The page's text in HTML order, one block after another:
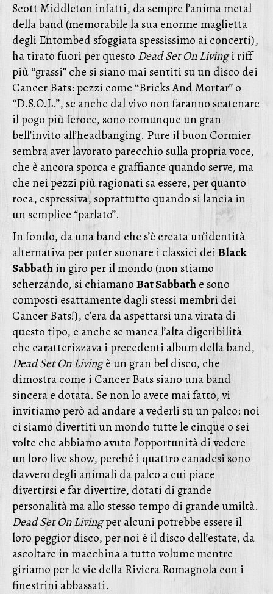
Scott Middleton infatti, da sempre l’anima metal
della band (memorabile la sua enorme maglietta
degli Entombed sfoggiata spessissimo ai concerti),
ha tirato fuori per questo Dead Set On Livingi riff
più “grassi” che si siano mai sentiti su un disco dei
Cancer Bats: pezzi come “Bricks And Mortar” o
“D.S.O.L.”, se anche dal vivo non faranno scatenare
il pogo più feroce, sono comunque un gran
bell’invito all’headbanging. Pure il buon Cormier
sembra aver lavorato parecchio sulla propria voce,
che è ancora sporca e graffiante quando serve, ma
che nei pezzi più ragionati sa essere, per quanto
roca, espressiva, soprattutto quando si lancia in
un semplice “parlato”.
In fondo, da una band che s’è creata un’identità
alternativa per poter suonare i classici deiBlack
Sabbathin giro per il mondo (non stiamo
scherzando, si chiamanoBat Sabbathe sono
composti esattamente dagli stessi membri dei
Cancer Bats!), c’era da aspettarsi una virata di
questo tipo, e anche se manca l’alta digeribilità
che caratterizzava i precedenti album della band,
Dead Set On Livingè un gran bel disco, che
dimostra come i Cancer Bats siano una band
sincera e dotata. Se non lo avete mai fatto, vi
invitiamo però ad andare a vederli su un palco: noi
ci siamo divertiti un mondo tutte le cinque o sei
volte che abbiamo avuto l’opportunità di vedere
un loro live show, perché i quattro canadesi sono
davvero degli animali da palco a cui piace
divertirsi e far divertire, dotati di grande
personalità ma allo stesso tempo di grande umiltà.
Dead Set On Livingper alcuni potrebbe essere il
loro peggior disco, per noi è il disco dell’estate, da
ascoltare in macchina a tutto volume mentre
giriamo per le vie della Riviera Romagnola con i
finestrini abbassati.